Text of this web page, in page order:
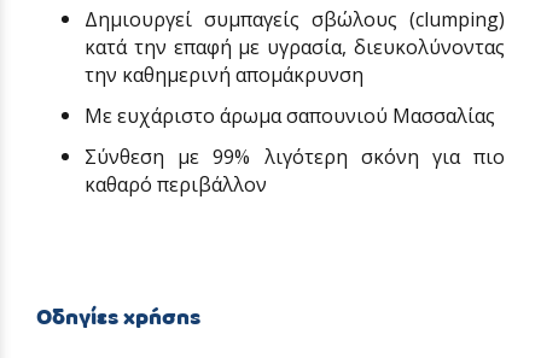
Δημιουργεί συμπαγείς σβώλους (clumping)
κατά την επαφή με υγρασία, διευκολύνοντας
την καθημερινή απομάκρυνση
Με ευχάριστο άρωμα σαπουνιού Μασσαλίας
Σύνθεση με 99% λιγότερη σκόνη για πιο
καθαρό περιβάλλον
Οδηγίες χρήσης